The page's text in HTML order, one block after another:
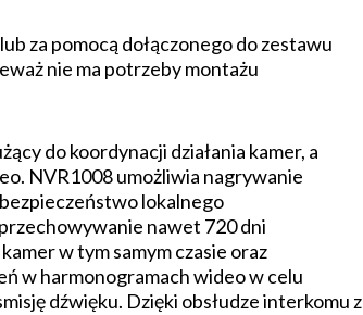
za pomocą dołączonego do zestawu
nie ma potrzeby montażu
do koordynacji działania kamer, a
NVR1008 umożliwia nagrywanie
lokalnego
nawet 720 dni
w tym samym czasie oraz
w harmonogramach wideo w celu
dźwięku. Dzięki obsłudze interkomu z